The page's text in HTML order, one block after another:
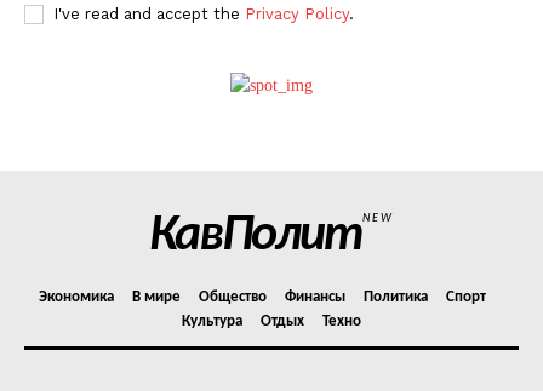
О нас
Политика конфиденциальности
I've read and accept the Privacy Policy.
КавПолитNEW
Экономика В мире Общество Финансы Политика
Спорт
Культура
Отдых Техно